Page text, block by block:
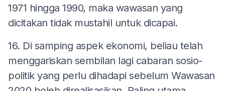
1971 hingga 1990, maka wawasan yang
dicitakan tidak mustahil untuk dicapai.
16. Di samping aspek ekonomi, beliau telah
menggariskan sembilan lagi cabaran sosio-
politik yang perlu dihadapi sebelum Wawasan